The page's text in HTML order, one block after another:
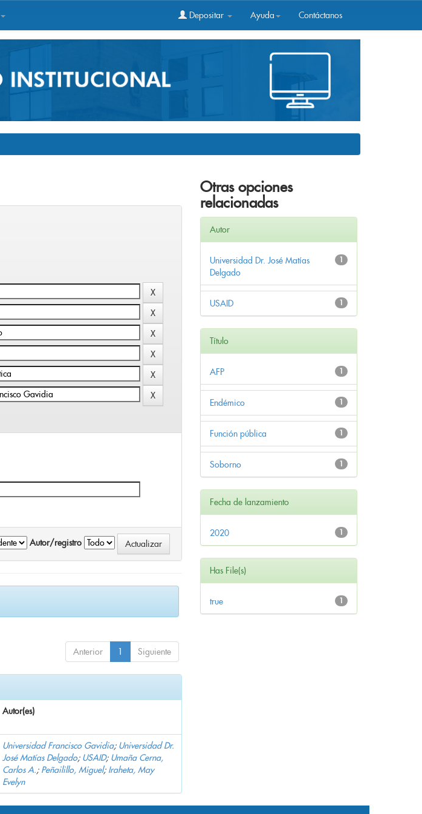
Depositar Ayuda Contáctanos
Autor/registro
Anterior 1 Siguiente
Autor(es)
Universidad Francisco Gavidia; Universidad Dr.
José Matías Delgado; USAID; Umaña Cerna,
Carlos A.; Peñailillo, Miguel; Iraheta, May
Evelyn
Otras opciones
relacionadas
Autor
1
Universidad Dr. José Matías
Delgado
1
USAID
Título
1
AFP
1
Endémico
1
Función pública
1
Soborno
Fecha de lanzamiento
1
2020
Has File(s)
1
true